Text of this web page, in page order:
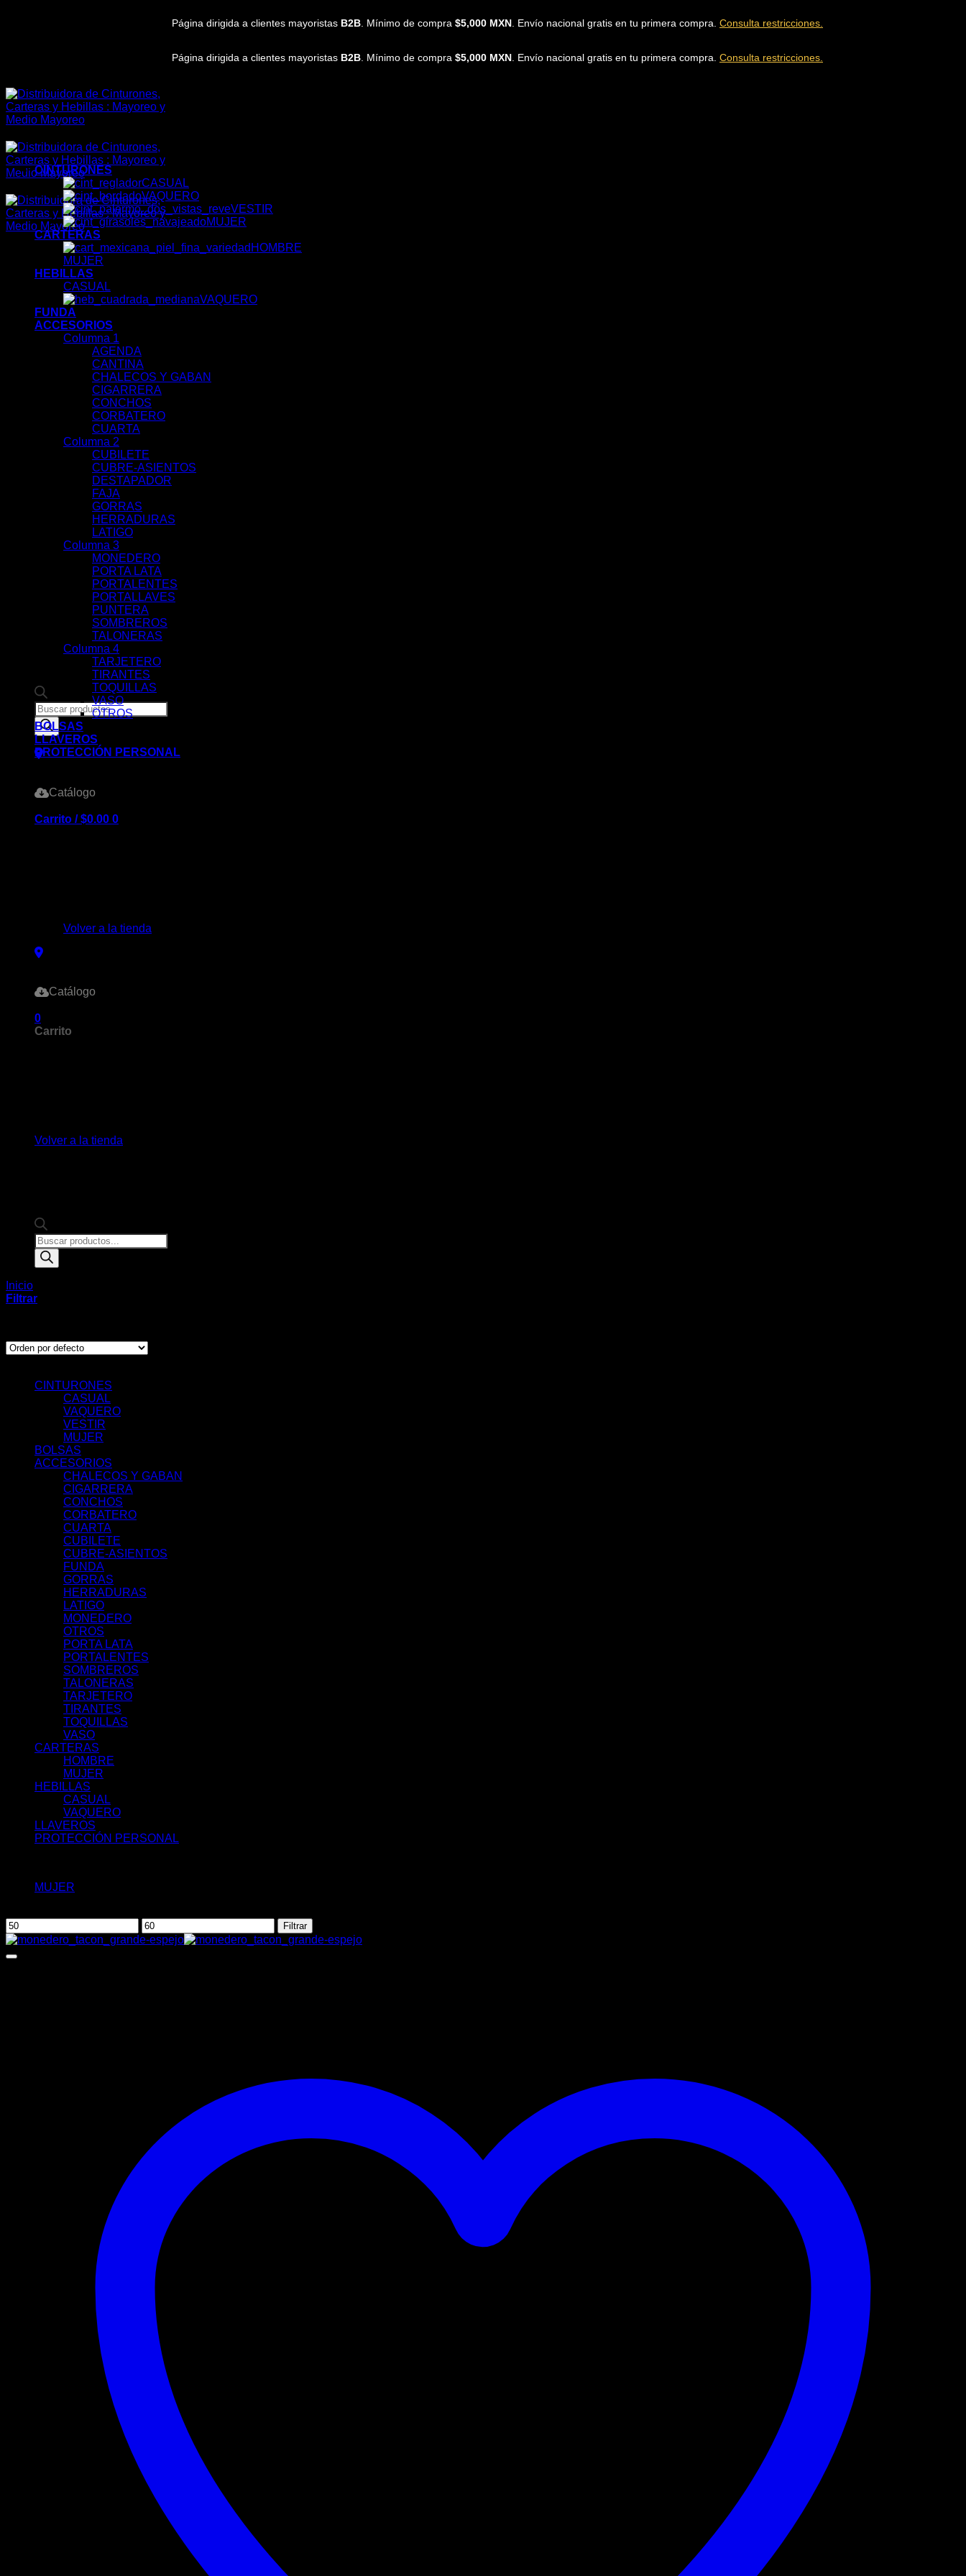
Página dirigida a clientes mayoristas B2B . Mínimo de compra $5,000 MXN . Envío nacional gratis en tu primera compra. Consulta restricciones.
Página dirigida a clientes mayoristas B2B . Mínimo de compra $5,000 MXN . Envío nacional gratis en tu primera compra. Consulta restricciones.
Products
search
Catálogo
Carrito /$0.00 0
Volver a la tienda
Catálogo
0
Carrito
Volver a la tienda
CINTURONES
CASUAL
VAQUERO
VESTIR
MUJER
CARTERAS
HOMBRE
MUJER
HEBILLAS
CASUAL
VAQUERO
FUNDA
ACCESORIOS
Columna 1
AGENDA
CANTINA
CHALECOS Y GABAN
CIGARRERA
CONCHOS
CORBATERO
CUARTA
Columna 2
CUBILETE
CUBRE-ASIENTOS
DESTAPADOR
FAJA
GORRAS
HERRADURAS
LATIGO
Columna 3
MONEDERO
PORTA LATA
PORTALENTES
PORTALLAVES
PUNTERA
SOMBREROS
TALONERAS
Columna 4
TARJETERO
TIRANTES
TOQUILLAS
VASO
OTROS
BOLSAS
LLAVEROS
PROTECCIÓN PERSONAL
Products
search
Inicio
Filtrar
CINTURONES
CASUAL
VAQUERO
VESTIR
MUJER
BOLSAS
ACCESORIOS
CHALECOS Y GABAN
CIGARRERA
CONCHOS
CORBATERO
CUARTA
CUBILETE
CUBRE-ASIENTOS
FUNDA
GORRAS
HERRADURAS
LATIGO
MONEDERO
OTROS
PORTA LATA
PORTALENTES
SOMBREROS
TALONERAS
TARJETERO
TIRANTES
TOQUILLAS
VASO
CARTERAS
HOMBRE
MUJER
HEBILLAS
CASUAL
VAQUERO
LLAVEROS
PROTECCIÓN PERSONAL
MUJER
Precio
mínimo
Precio
máximo
Filtrar